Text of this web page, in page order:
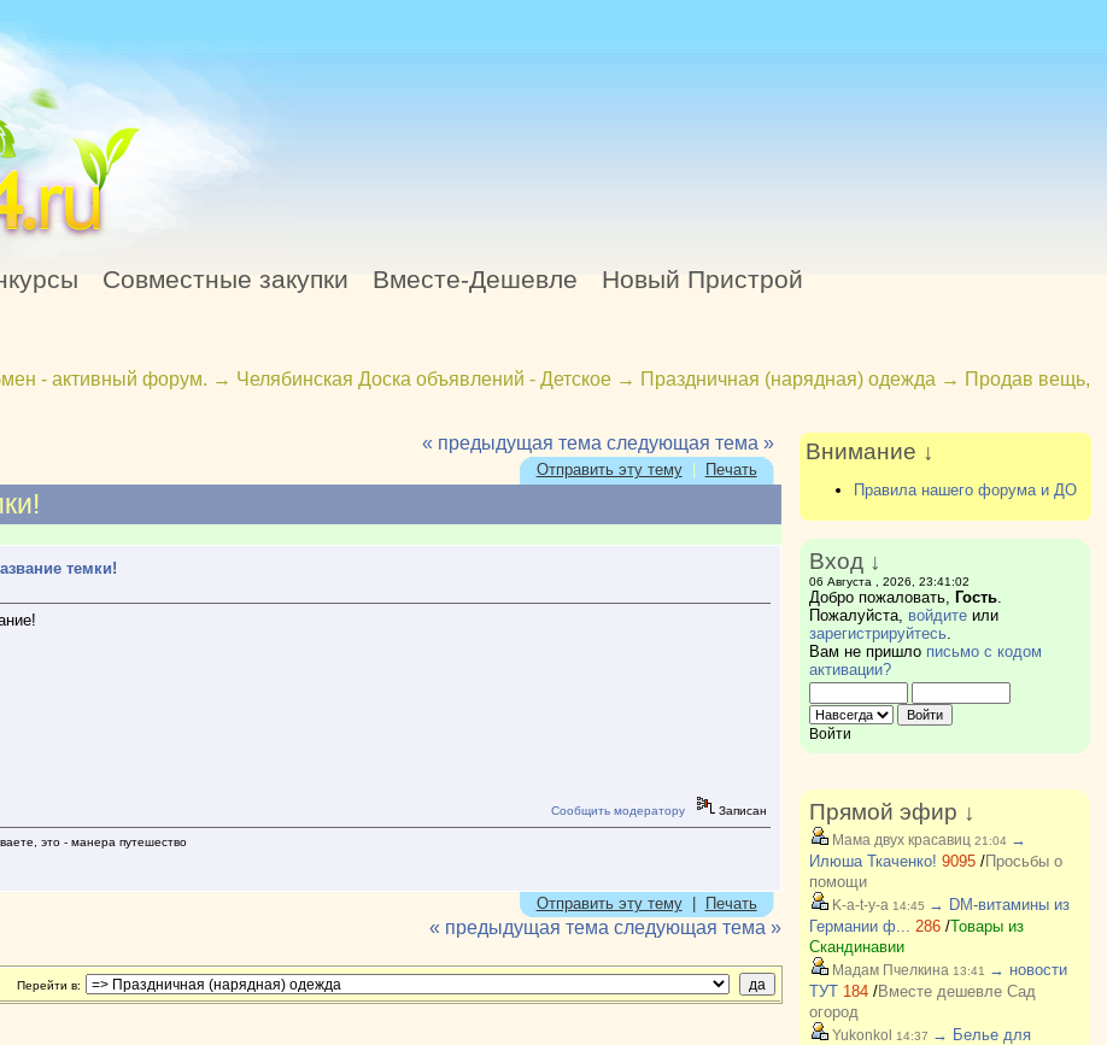
Совместные закупки Вместе-Дешевле Новый Пристрой
- активный форум. → Челябинская Доска объявлений - Детское → Праздничная (нарядная) одежда → Продав вещь,
« предыдущая тема следующая тема »
Отправить эту тему| Печать
темки!
Сообщить модератору Записан
это - манера путешество
Отправить эту тему| Печать
« предыдущая тема следующая тема »
Перейти в:
Внимание ↓
Правила нашего форума и ДО
Вход ↓
06 Августа , 2026, 23:41:02
Добро пожаловать, Гость.
Пожалуйста, войдитеили
зарегистрируйтесь.
Вам не пришло письмо с кодом
активации?
Войти
Прямой эфир ↓
Мама двух красавиц 21:04 →
Илюша Ткаченко! 9095/Просьбы о
помощи
K-a-t-y-a 14:45 → DM-витамины из
Германии ф... 286/Товары из
Скандинавии
Мадам Пчелкина 13:41
→ новости
ТУТ 184/Вместе дешевле Сад
огород
Yukonkol 14:37 → Белье для